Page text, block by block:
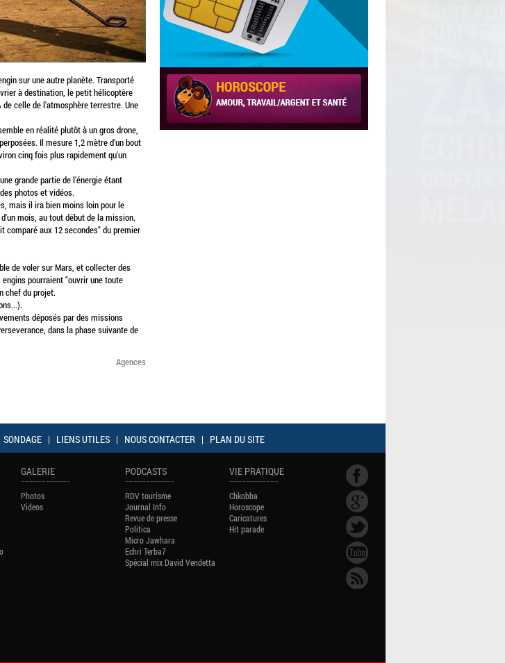
sur une autre planète. Transporté
à destination, le petit hélicoptère
celle de l'atmosphère terrestre. Une
en réalité plutôt à un gros drone,
Il mesure 1,2 mètre d'un bout
cinq fois plus rapidement qu'un
grande partie de l'énergie étant
photos et vidéos.
mais il ira bien moins loin pour le
mois, au tout début de la mission.
comparé aux 12 secondes" du premier
de voler sur Mars, et collecter des
pourraient "ouvrir une toute
chef du projet.
déposés par des missions
dans la phase suivante de
Agences
SONDAGE | LIENS UTILES | NOUS CONTACTER | PLAN DU SITE
GALERIE
Photos
Videos
PODCASTS
RDV tourisme
Journal Info
Revue de presse
Politica
Micro Jawhara
Echri Terba7
Spécial mix David Vendetta
VIE PRATIQUE
Chkobba
Horoscope
Caricatures
Hit parade